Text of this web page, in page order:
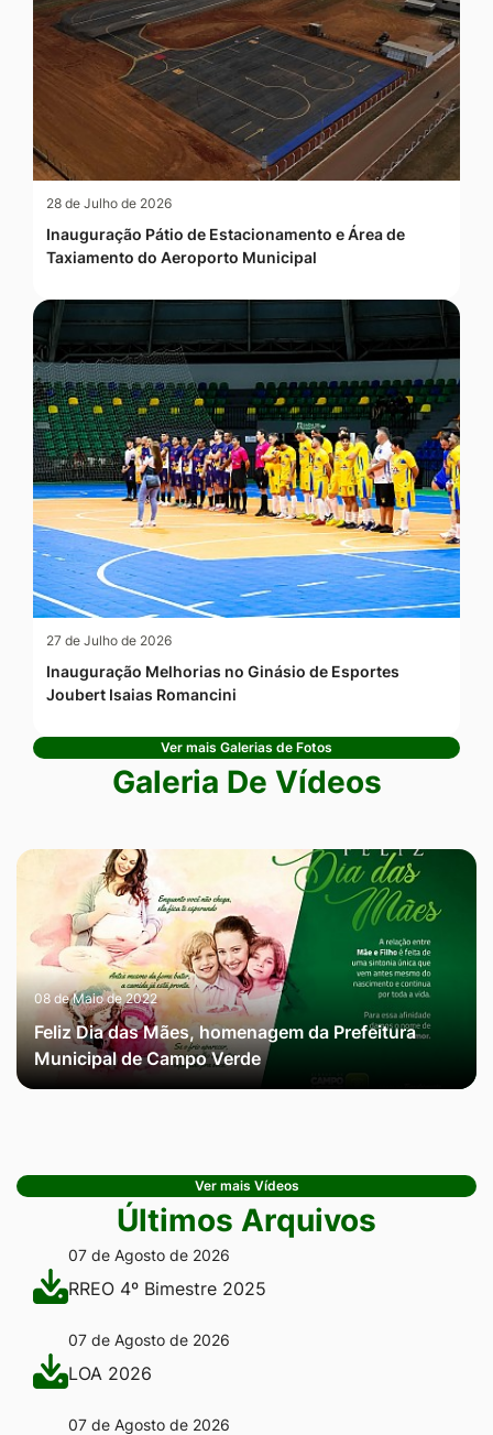
28 de Julho de 2026
Inauguração Pátio de Estacionamento e Área de
Taxiamento do Aeroporto Municipal
27 de Julho de 2026
Inauguração Melhorias no Ginásio de Esportes
Joubert Isaias Romancini
Ver mais Galerias de Fotos
Galeria De Vídeos
08 de Maio de 2022
Feliz Dia das Mães, homenagem da Prefeitura
Municipal de Campo Verde
Ver mais Vídeos
Últimos Arquivos
07 de Agosto de 2026
RREO 4º Bimestre 2025
07 de Agosto de 2026
LOA 2026
07 de Agosto de 2026